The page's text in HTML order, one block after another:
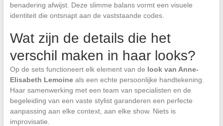
benadering afwijst. Deze slimme balans vormt een visuele
identiteit die ontsnapt aan de vaststaande codes.
Wat zijn de details die het
verschil maken in haar looks?
Op de sets functioneert elk element van de look van Anne-
Elisabeth Lemoineals een echte persoonlijke handtekening.
Haar samenwerking met een team van specialisten en de
begeleiding van een vaste stylist garanderen een perfecte
aanpassing aan elke context, aan elke show. Niets is
improvisatie.